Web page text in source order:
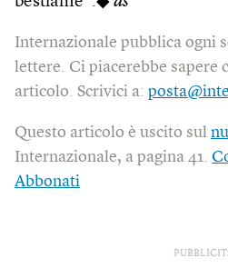
Internazionale pubblica ogni
lettere. Ci piacerebbe sapere
articolo. Scrivici a:
Questo articolo è uscito sul
Internazionale, a pagina 41.
Abbonati